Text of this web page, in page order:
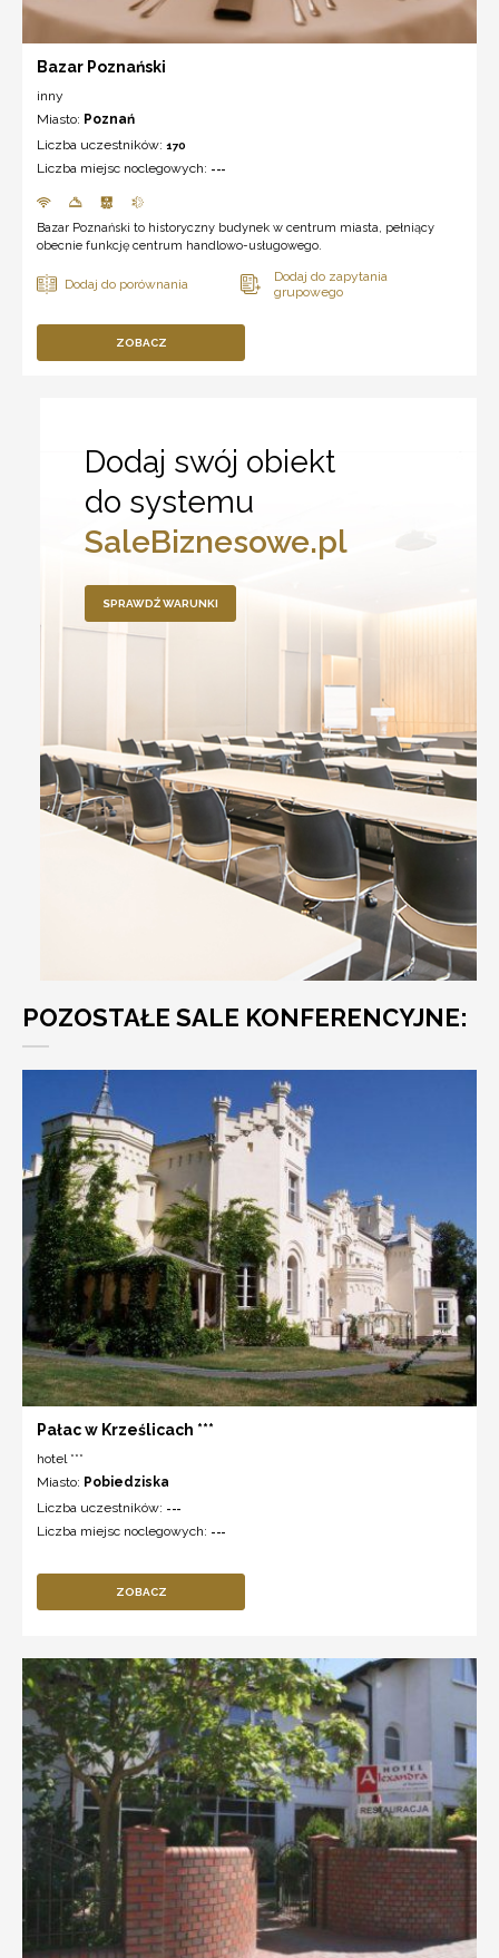
Bazar Poznański
inny
Miasto: Poznań
Liczba uczestników: 170
Liczba miejsc noclegowych: ---
Bazar Poznański to historyczny budynek w centrum miasta, pełniący
obecnie funkcję centrum handlowo-usługowego.
ZOBACZ
Dodaj swój obiekt
do systemu
SaleBiznesowe.pl
SPRAWDŹ WARUNKI
POZOSTAŁE SALE KONFERENCYJNE:
Pałac w Krześlicach ***
hotel ***
Miasto: Pobiedziska
Liczba uczestników: ---
Liczba miejsc noclegowych: ---
ZOBACZ